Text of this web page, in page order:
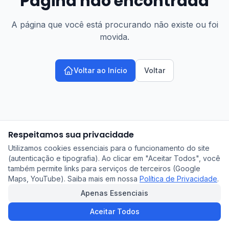
A página que você está procurando não existe ou foi
movida.
Voltar ao Início Voltar
Respeitamos sua privacidade
Utilizamos cookies essenciais para o funcionamento do site
(autenticação e tipografia). Ao clicar em "Aceitar Todos", você
também permite links para serviços de terceiros (Google
Maps, YouTube). Saiba mais em nossa Política de Privacidade.
Apenas Essenciais
Aceitar Todos